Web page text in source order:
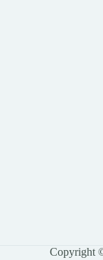
Copyright